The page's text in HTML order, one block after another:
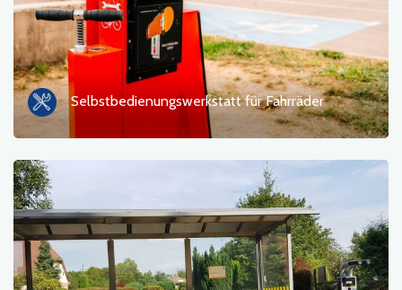
Selbstbedienungswerkstatt für Fahrräder